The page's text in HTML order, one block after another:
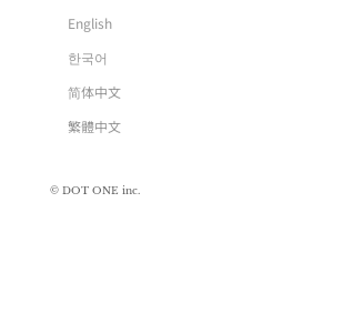
English
한국어
简体中文
繁體中文
© DOT ONE inc.